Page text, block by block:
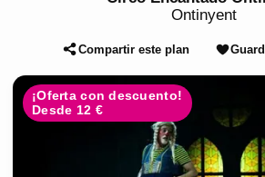
Ontinyent
Compartir este plan
¡Oferta con descuento!
Desde 12 €